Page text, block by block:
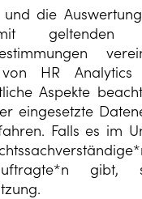
die
geltenden
HR
Aspekte
eingesetzte
Falls es im